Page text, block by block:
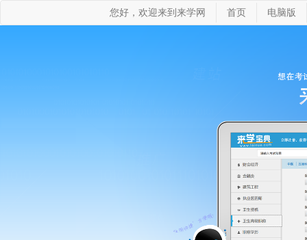
您好，欢迎来到来学网 首页 电脑版